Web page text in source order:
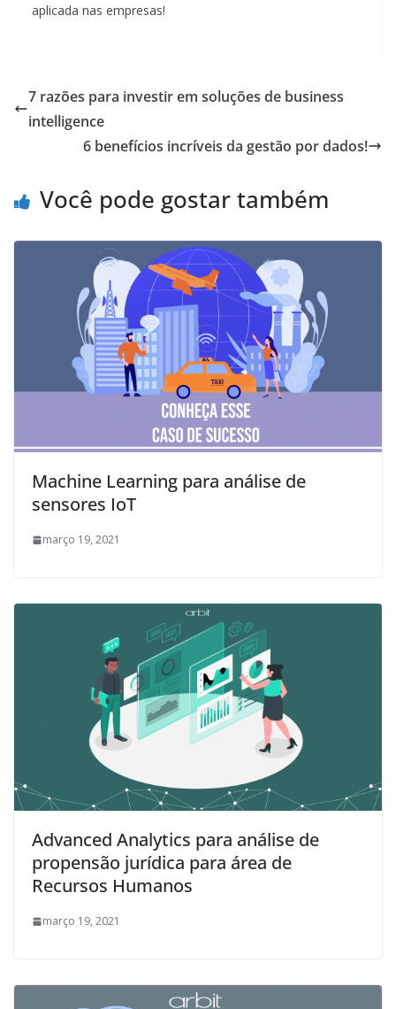
aplicada nas empresas!
7 razões para investir em soluções de business
intelligence
6 benefícios incríveis da gestão por dados!
Você pode gostar também
Machine Learning para análise de
sensores IoT
março 19, 2021
Advanced Analytics para análise de
propensão jurídica para área de
Recursos Humanos
março 19, 2021